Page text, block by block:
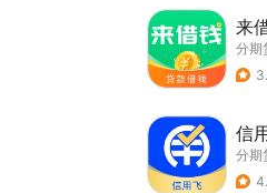
来
分期
信
分期